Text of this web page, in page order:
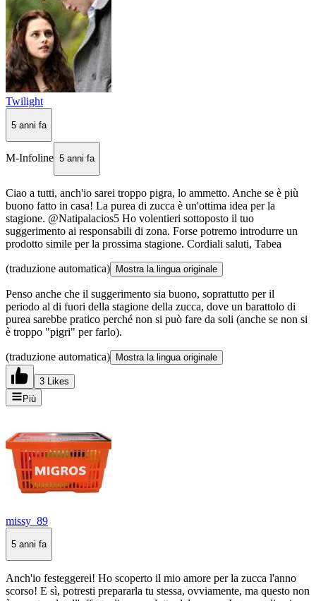
Twilight
5 anni fa
M-Infoline 5 anni fa
Ciao a tutti, anch'io sarei troppo pigra, lo ammetto. Anche se è più
buono fatto in casa! La purea di zucca è un'ottima idea per la
stagione. @Natipalacios5 Ho volentieri sottoposto il tuo
suggerimento ai responsabili di zona. Forse potremo introdurre un
prodotto simile per la prossima stagione. Cordiali saluti, Tabea
(traduzione automatica) Mostra la lingua originale
Penso anche che il suggerimento sia buono, soprattutto per il
periodo al di fuori della stagione della zucca, dove un barattolo di
purea sarebbe pratico perché non si può fare da soli (anche se non si
è troppo "pigri" per farlo).
(traduzione automatica) Mostra la lingua originale
3 Likes
Più
missy_89
5 anni fa
Anch'io festeggerei! Ho scoperto il mio amore per la zucca l'anno
scorso! E sì, potresti prepararla tu stessa, ovviamente, ma questo non